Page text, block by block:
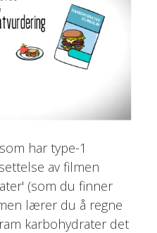
har type-1
av filmen
(som du finner
lærer du å regne
karbohydrater det